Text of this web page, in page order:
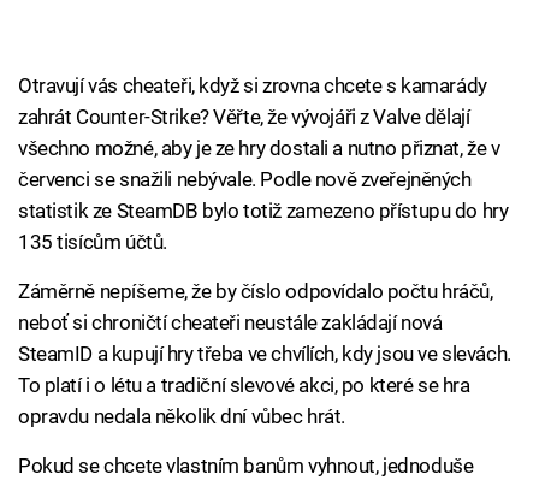
Otravují vás cheateři, když si zrovna chcete s kamarády
zahrát Counter-Strike? Věřte, že vývojáři z Valve dělají
všechno možné, aby je ze hry dostali a nutno přiznat, že v
červenci se snažili nebývale. Podle nově zveřejněných
statistik ze SteamDB bylo totiž zamezeno přístupu do hry
135 tisícům účtů.
Záměrně nepíšeme, že by číslo odpovídalo počtu hráčů,
neboť si chroničtí cheateři neustále zakládají nová
SteamID a kupují hry třeba ve chvílích, kdy jsou ve slevách.
To platí i o létu a tradiční slevové akci, po které se hra
opravdu nedala několik dní vůbec hrát.
Pokud se chcete vlastním banům vyhnout, jednoduše